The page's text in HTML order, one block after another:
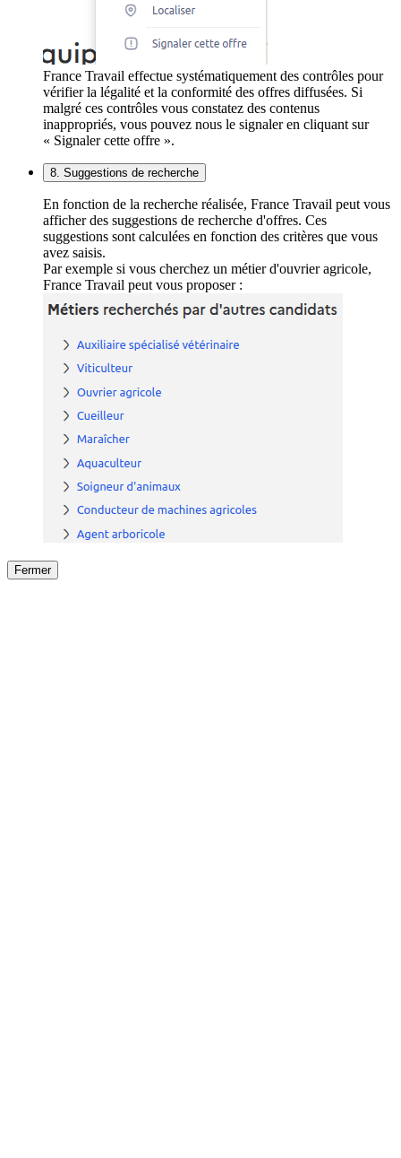
France Travail effectue systématiquement des contrôles pour
vérifier la légalité et la conformité des offres diffusées. Si
malgré ces contrôles vous constatez des contenus
inappropriés, vous pouvez nous le signaler en cliquant sur
« Signaler cette offre ».
8. Suggestions de recherche
En fonction de la recherche réalisée, France Travail peut vous
afficher des suggestions de recherche d'offres. Ces
suggestions sont calculées en fonction des critères que vous
avez saisis.
Par exemple si vous cherchez un métier d'ouvrier agricole,
France Travail peut vous proposer :
Fermer